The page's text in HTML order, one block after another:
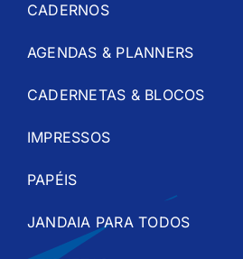
CADERNOS
AGENDAS & PLANNERS
CADERNETAS & BLOCOS
IMPRESSOS
PAPÉIS
JANDAIA PARA TODOS